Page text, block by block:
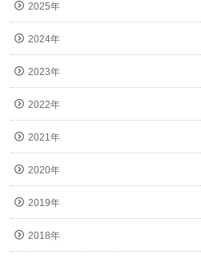
2025年
2024年
2023年
2022年
2021年
2020年
2019年
2018年